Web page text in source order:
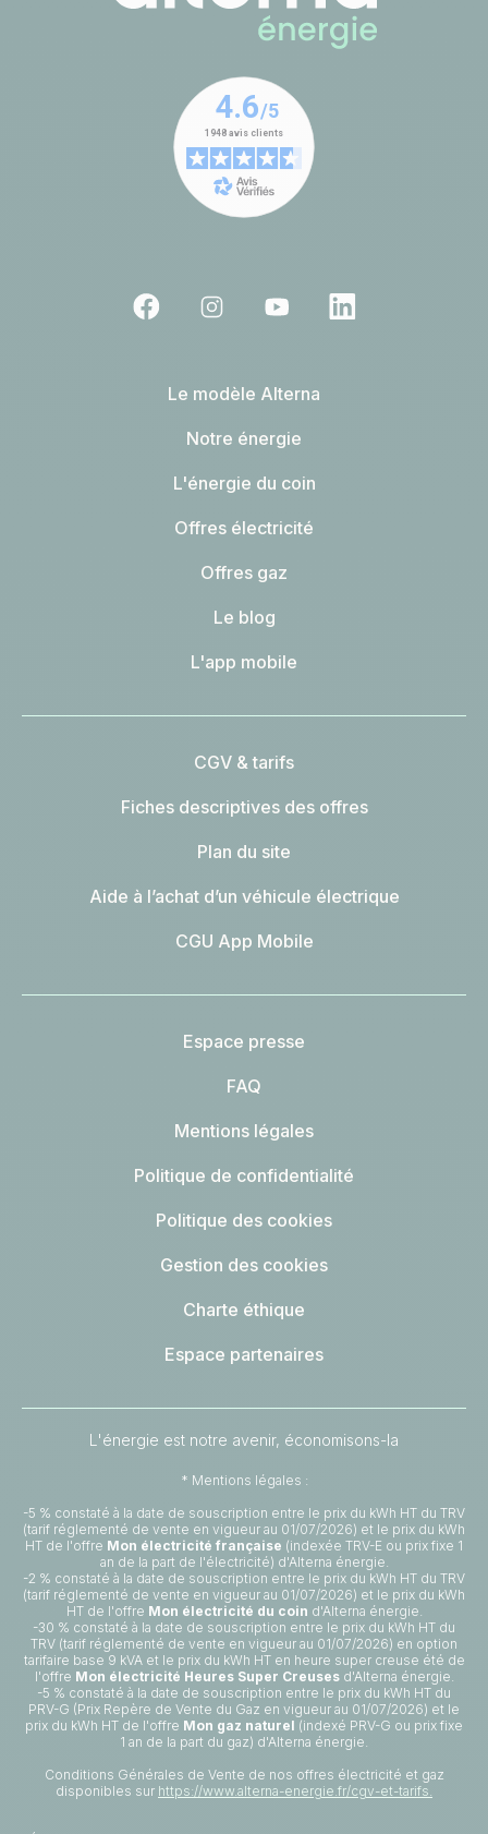
Le modèle Alterna
Notre énergie
L'énergie du coin
Offres électricité
Offres gaz
Le blog
L'app mobile
CGV & tarifs
Fiches descriptives des offres
Plan du site
Aide à l’achat d’un véhicule électrique
CGU App Mobile
Espace presse
FAQ
Mentions légales
Politique de confidentialité
Politique des cookies
Gestion des cookies
Charte éthique
Espace partenaires
L'énergie est notre avenir, économisons-la
* Mentions légales :
-5 % constaté à la date de souscription entre le prix du kWh HT du TRV
(tarif réglementé de vente en vigueur au 01/07/2026) et le prix du kWh
HT de l'offre Mon électricité française (indexée TRV-E ou prix fixe 1
an de la part de l'électricité) d'Alterna énergie.
-2 % constaté à la date de souscription entre le prix du kWh HT du TRV
(tarif réglementé de vente en vigueur au 01/07/2026) et le prix du kWh
HT de l'offre Mon électricité du coin d'Alterna énergie.
-30 % constaté à la date de souscription entre le prix du kWh HT du
TRV (tarif réglementé de vente en vigueur au 01/07/2026) en option
tarifaire base 9 kVA et le prix du kWh HT en heure super creuse été de
l'offre Mon électricité Heures Super Creusesd'Alterna énergie.
-5 % constaté à la date de souscription entre le prix du kWh HT du
PRV-G (Prix Repère de Vente du Gaz en vigueur au 01/07/2026) et le
prix du kWh HT de l'offre Mon gaz naturel (indexé PRV-G ou prix fixe
1 an de la part du gaz) d'Alterna énergie.
Conditions Générales de Vente de nos offres électricité et gaz
disponibles sur https://www.alterna-energie.fr/cgv-et-tarifs.